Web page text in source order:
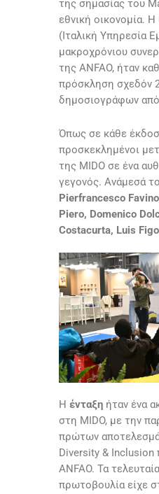
της σημασίας του
εθνική οικονομία.
(Ιταλική Υπηρεσία
μακροχρόνιου
της ANFAO, ήταν
πρόσκληση σχεδόν
δημοσιογράφων
Όπως σε κάθε
προσκεκλημένοι
της MIDO σε ένα
γεγονός. Ανάμεσά
Pierfrancesco
Piero, Domenico
Costacurta, Luis Figo
Η ένταξη ήταν ένα
στη MIDO, με την
πρώτων
Diversity & Inclusion
ANFAO. Τα
πρωτοβουλία είχε